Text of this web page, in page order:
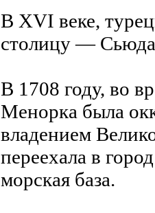
В XVI веке,
столицу —
В 1708 году, во
Менорка была
владением
переехала в
морская база.